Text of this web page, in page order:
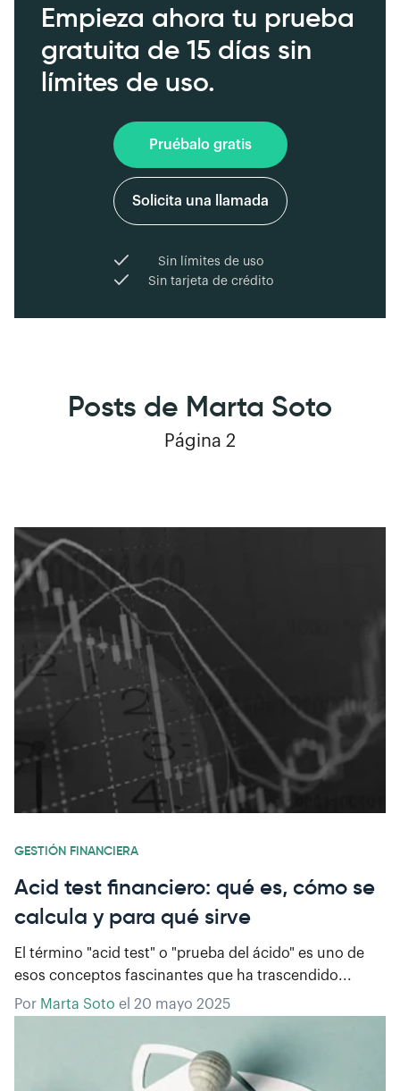
Empieza ahora tu prueba
gratuita de 15 días sin
límites de uso.
Pruébalo gratis
Solicita una llamada
Sin límites de uso
Sin tarjeta de crédito
Posts de Marta Soto
Página 2
GESTIÓN FINANCIERA
Acid test financiero: qué es, cómo se
calcula y para qué sirve
El término "acid test" o "prueba del ácido" es uno de
esos conceptos fascinantes que ha trascendido...
Por Marta Soto el 20 mayo 2025